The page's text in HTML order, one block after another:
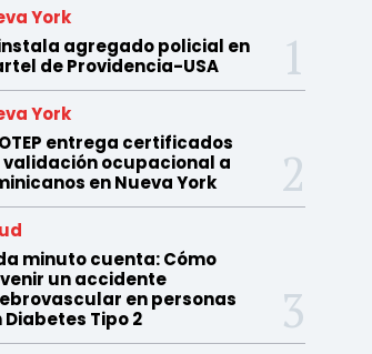
York
agregado policial en
de Providencia-USA
York
entrega certificados
validación ocupacional a
en Nueva York
minuto cuenta: Cómo
un accidente
en personas
Diabetes Tipo 2